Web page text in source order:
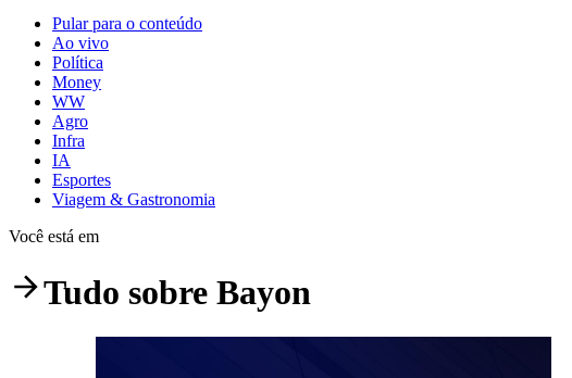
Pular para o conteúdo
Ao vivo
Política
Money
WW
Agro
Infra
IA
Esportes
Viagem & Gastronomia
Você está em
Tudo sobre Bayon